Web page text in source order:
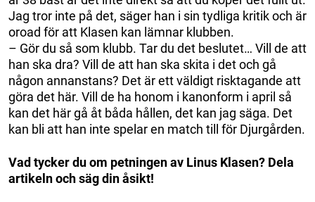
Jag tror inte på det, säger han i sin tydliga kritik och är
oroad för att Klasen kan lämnar klubben.
– Gör du så som klubb. Tar du det beslutet… Vill de att
han ska dra? Vill de att han ska skita i det och gå
någon annanstans? Det är ett väldigt risktagande att
göra det här. Vill de ha honom i kanonform i april så
kan det här gå åt båda hållen, det kan jag säga. Det
kan bli att han inte spelar en match till för Djurgården.
Vad tycker du om petningen av Linus Klasen? Dela
artikeln och säg din åsikt!